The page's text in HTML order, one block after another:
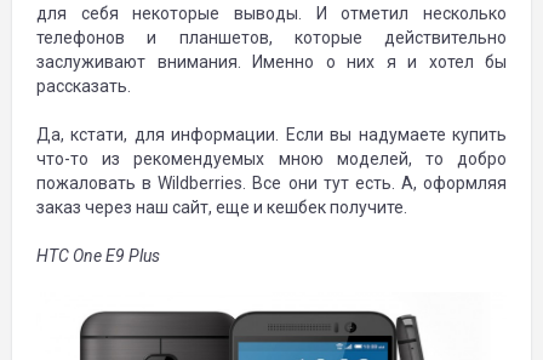
для себя некоторые выводы. И отметил несколько
телефонов и планшетов, которые действительно
заслуживают внимания. Именно о них я и хотел бы
рассказать.
Да, кстати, для информации. Если вы надумаете купить
что-то из рекомендуемых мною моделей, то добро
пожаловать в Wildberries. Все они тут есть. А, оформляя
заказ через наш сайт, еще и кешбек получите.
HTC One E9 Plus